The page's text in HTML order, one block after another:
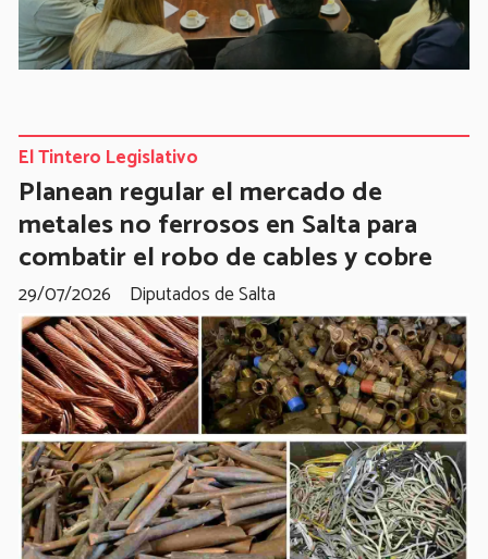
Planean regular el mercado de
metales no ferrosos en Salta para
combatir el robo de cables y cobre
Diputados de Salta
El Tintero Legislativo
29/07/2026